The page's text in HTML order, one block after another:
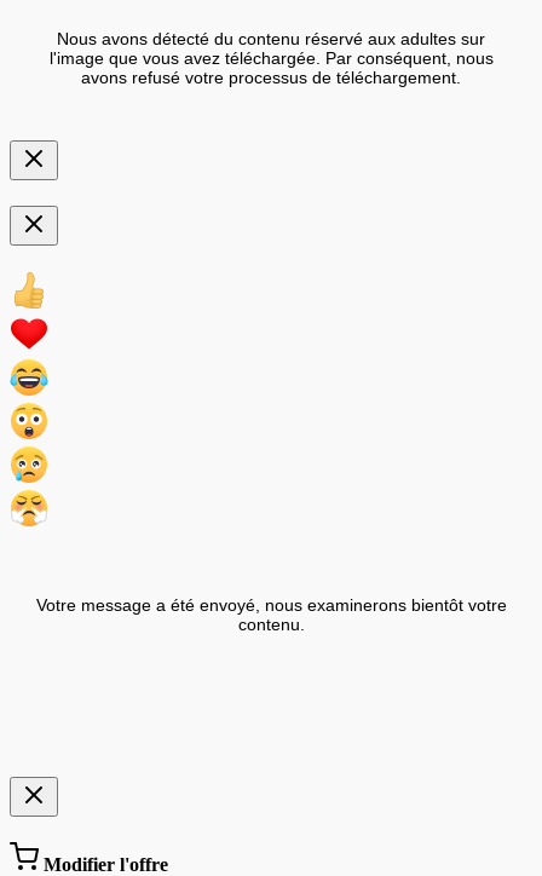
Nous avons détecté du contenu réservé aux adultes sur
l'image que vous avez téléchargée. Par conséquent, nous
avons refusé votre processus de téléchargement.
Votre message a été envoyé, nous examinerons bientôt votre
contenu.
Modifier l'offre